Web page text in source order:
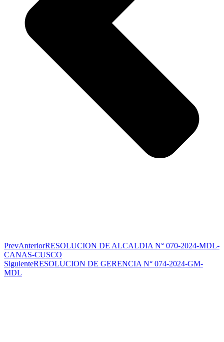
PrevAnteriorRESOLUCION DE ALCALDIA N° 070-2024-MDL-
CANAS-CUSCO
SiguienteRESOLUCION DE GERENCIA N° 074-2024-GM-
MDL